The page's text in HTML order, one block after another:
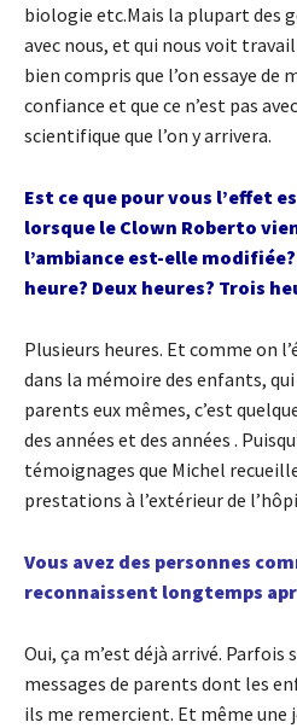
biologie etc.Mais la plupart des
avec nous, et qui nous voit
bien compris que l’on essaye de
confiance et que ce n’est pas
scientifique que l’on y arrivera.
Est ce que pour vous l’effet
lorsque le Clown Roberto
l’ambiance est-elle
heure? Deux heures? Trois
Plusieurs heures. Et comme on
dans la mémoire des enfants,
parents eux mêmes, c’est
des années et des années .
témoignages que Michel
prestations à l’extérieur de
Vous avez des personnes
reconnaissent longtemps
Oui, ça m’est déjà arrivé. Parfois
messages de parents dont les
ils me remercient. Et même une